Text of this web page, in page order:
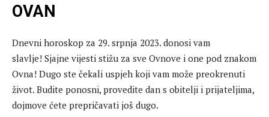
OVAN
Dnevni horoskop za 29. srpnja 2023. donosi vam
slavlje! Sjajne vijesti stižu za sve Ovnove i one pod znakom
Ovna! Dugo ste čekali uspjeh koji vam može preokrenuti
život. Budite ponosni, provedite dan s obitelji i prijateljima,
dojmove ćete prepričavati još dugo.